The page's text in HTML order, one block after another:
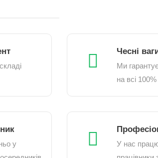
Чесні
Ми
на всі 100%
у
У нас